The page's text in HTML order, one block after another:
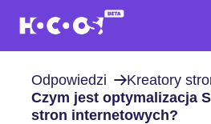
Odpowiedzi
Kreatory
Czym jest optymalizacja
stron internetowych?